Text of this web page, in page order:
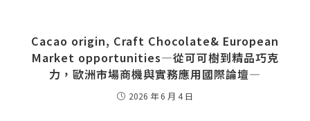
Cacao origin, Craft Chocolate& European
Market opportunities—從可可樹到精品巧克
力，歐洲市場商機與實務應用國際論壇—
2026 年 6 月 4 日